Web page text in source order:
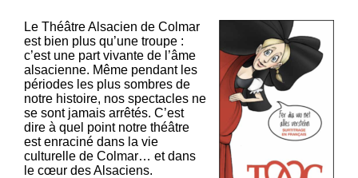
Le Théâtre Alsacien de Colmar
est bien plus qu’une troupe :
c’est une part vivante de l’âme
alsacienne. Même pendant les
périodes les plus sombres de
notre histoire, nos spectacles ne
se sont jamais arrêtés. C’est
dire à quel point notre théâtre
est enraciné dans la vie
culturelle de Colmar… et dans
le cœur des Alsaciens.